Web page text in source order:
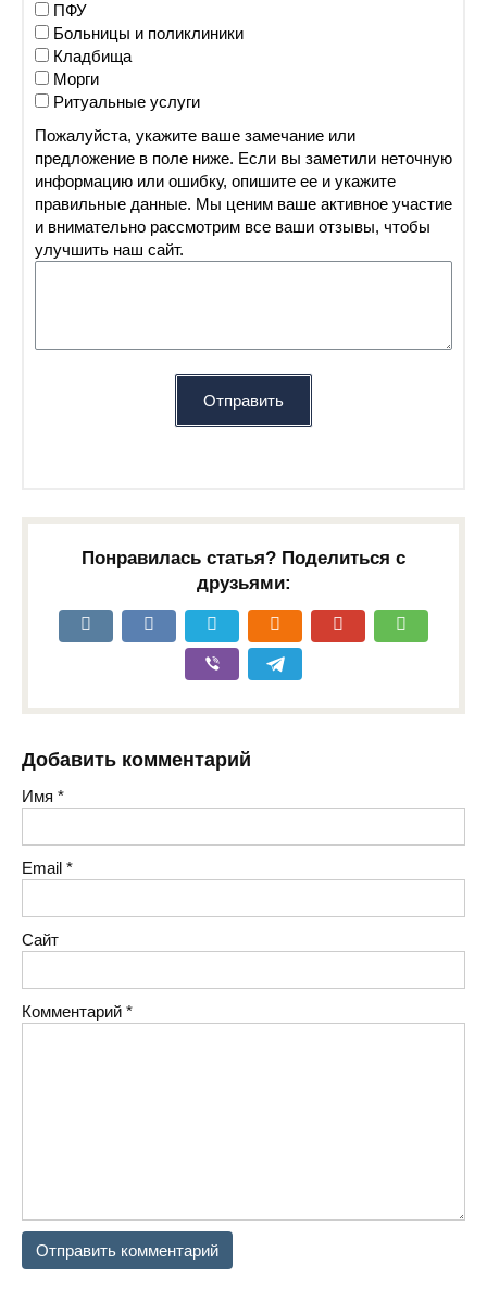
Шулявское кладбище ул.
Николо-Иорданское кладбище
Лукьяновское гражданское кладбище ул.
ПФУ
Больницы и поликлиники
Кладбища
Морги
Ритуальные услуги
Пожалуйста, укажите ваше замечание или
предложение в поле ниже. Если вы заметили неточную
информацию или ошибку, опишите ее и укажите
правильные данные. Мы ценим ваше активное участие
и внимательно рассмотрим все ваши отзывы, чтобы
улучшить наш сайт.
Отправить
Понравилась статья? Поделиться с
друзьями:
Добавить комментарий
Имя *
Email *
Сайт
Комментарий *